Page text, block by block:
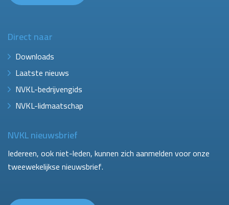
Direct naar
Downloads
Laatste nieuws
NVKL-bedrijvengids
NVKL-lidmaatschap
NVKL nieuwsbrief
Iedereen, ook niet-leden, kunnen zich aanmelden voor onze
tweewekelijkse nieuwsbrief.